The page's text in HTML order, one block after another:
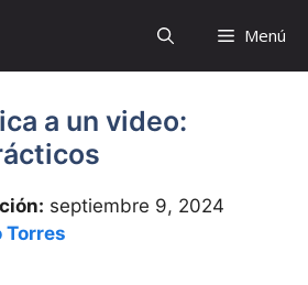
Menú
a un video:
septiembre 9, 2024
Torres